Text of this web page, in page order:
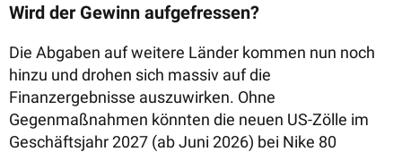
Wird der Gewinn aufgefressen?
Die Abgaben auf weitere Länder kommen nun noch
hinzu und drohen sich massiv auf die
Finanzergebnisse auszuwirken. Ohne
Gegenmaßnahmen könnten die neuen US-Zölle im
Geschäftsjahr 2027 (ab Juni 2026) bei Nike 80